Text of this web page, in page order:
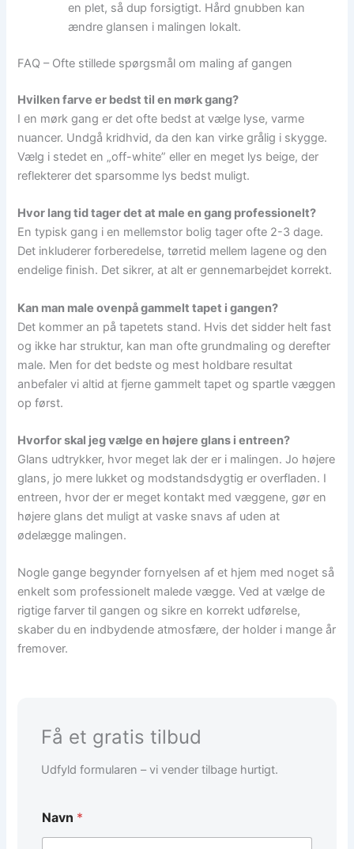
en plet, så dup forsigtigt. Hård gnubben kan
ændre glansen i malingen lokalt.
FAQ – Ofte stillede spørgsmål om maling af gangen
Hvilken farve er bedst til en mørk gang?
I en mørk gang er det ofte bedst at vælge lyse, varme
nuancer. Undgå kridhvid, da den kan virke grålig i skygge.
Vælg i stedet en „off-white” eller en meget lys beige, der
reflekterer det sparsomme lys bedst muligt.
Hvor lang tid tager det at male en gang professionelt?
En typisk gang i en mellemstor bolig tager ofte 2-3 dage.
Det inkluderer forberedelse, tørretid mellem lagene og den
endelige finish. Det sikrer, at alt er gennemarbejdet korrekt.
Kan man male ovenpå gammelt tapet i gangen?
Det kommer an på tapetets stand. Hvis det sidder helt fast
og ikke har struktur, kan man ofte grundmaling og derefter
male. Men for det bedste og mest holdbare resultat
anbefaler vi altid at fjerne gammelt tapet og spartle væggen
op først.
Hvorfor skal jeg vælge en højere glans i entreen?
Glans udtrykker, hvor meget lak der er i malingen. Jo højere
glans, jo mere lukket og modstandsdygtig er overfladen. I
entreen, hvor der er meget kontakt med væggene, gør en
højere glans det muligt at vaske snavs af uden at
ødelægge malingen.
Nogle gange begynder fornyelsen af et hjem med noget så
enkelt som professionelt malede vægge. Ved at vælge de
rigtige farver til gangen og sikre en korrekt udførelse,
skaber du en indbydende atmosfære, der holder i mange år
fremover.
Få et gratis tilbud
Udfyld formularen – vi vender tilbage hurtigt.
Navn *